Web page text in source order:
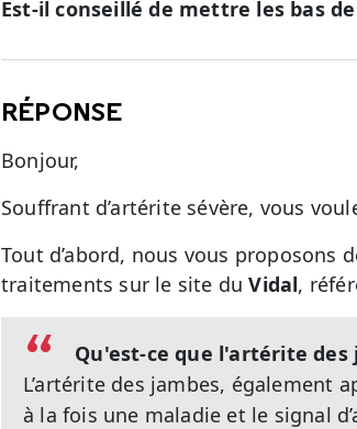
Est-il conseillé de mettre les bas
RÉPONSE
Bonjour,
Souffrant d’artérite sévère, vous
Tout d’abord, nous vous proposons
traitements sur le site duVidal,
Qu'est-ce que l'artérite des
L’artérite des jambes, également
à la fois une maladie et le signal